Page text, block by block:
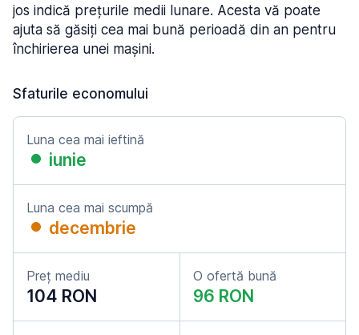
jos indică prețurile medii lunare. Acesta vă poate
ajuta să găsiți cea mai bună perioadă din an pentru
închirierea unei mașini.
Sfaturile economului
Luna cea mai ieftină
iunie
Luna cea mai scumpă
decembrie
Preț mediu
104 RON
O ofertă bună
96 RON